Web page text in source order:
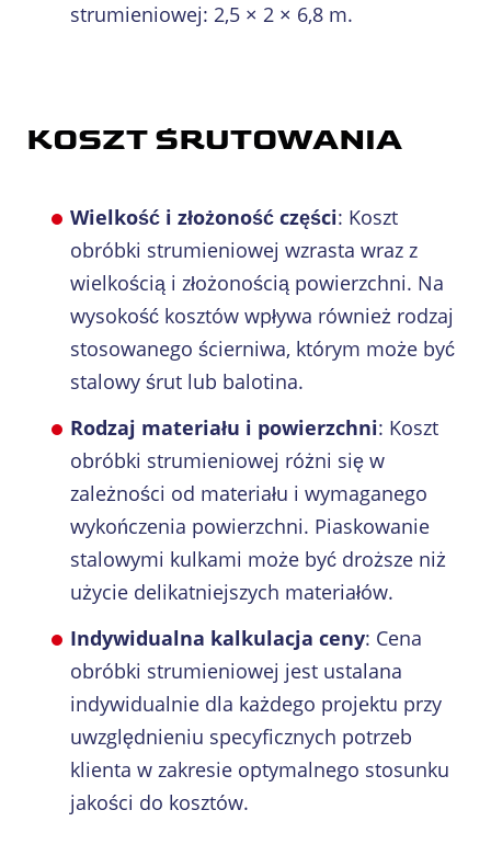
strumieniowej: 2,5 × 2 × 6,8 m.
KOSZT ŚRUTOWANIA
Wielkość i złożoność części: Koszt
obróbki strumieniowej wzrasta wraz z
wielkością i złożonością powierzchni. Na
wysokość kosztów wpływa również rodzaj
stosowanego ścierniwa, którym może być
stalowy śrut lub balotina.
Rodzaj materiału i powierzchni: Koszt
obróbki strumieniowej różni się w
zależności od materiału i wymaganego
wykończenia powierzchni. Piaskowanie
stalowymi kulkami może być droższe niż
użycie delikatniejszych materiałów.
Indywidualna kalkulacja ceny: Cena
obróbki strumieniowej jest ustalana
indywidualnie dla każdego projektu przy
uwzględnieniu specyficznych potrzeb
klienta w zakresie optymalnego stosunku
jakości do kosztów.